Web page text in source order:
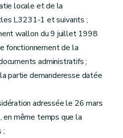
locale et de la
L3231-1 et suivants ;
wallon du 9 juillet 1998
fonctionnement de la
administratifs ;
partie demanderesse datée
adressée le 26 mars
même temps que la
;